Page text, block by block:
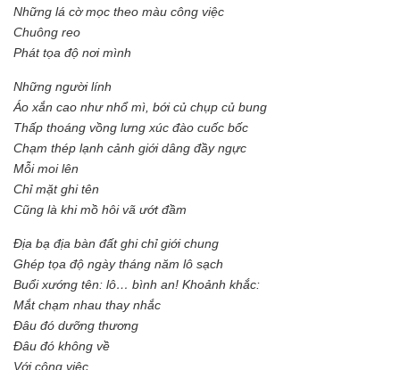
Những lá cờ mọc theo màu công việc
Chuông reo
Phát tọa độ nơi mình
Những người lính
Áo xắn cao như nhổ mì, bới củ chụp củ bung
Thấp thoáng vồng lưng xúc đào cuốc bốc
Chạm thép lạnh cảnh giới dâng đầy ngực
Mỗi moi lên
Chỉ mặt ghi tên
Cũng là khi mồ hôi vã ướt đầm
Địa bạ địa bàn đất ghi chỉ giới chung
Ghép tọa độ ngày tháng năm lô sạch
Buổi xướng tên: lô… bình an! Khoảnh khắc:
Mắt chạm nhau thay nhắc
Đâu đó dưỡng thương
Đâu đó không về
Với công việc